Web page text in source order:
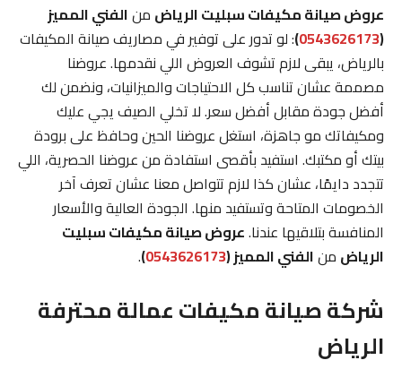
عروض صيانة مكيفات سبليت الرياضمنالفني المميز
0543626173
): لو تدور على توفير في مصاريف صيانة المكيفات
بالرياض، يبقى لازم تشوف العروض اللي نقدمها. عروضنا
مصممة عشان تناسب كل الاحتياجات والميزانيات، ونضمن لك
أفضل جودة مقابل أفضل سعر. لا تخلي الصيف يجي عليك
ومكيفاتك مو جاهزة، استغل عروضنا الحين وحافظ على برودة
بيتك أو مكتبك. استفيد بأقصى استفادة من عروضنا الحصرية، اللي
تتجدد دايمًا، عشان كذا لازم تتواصل معنا عشان تعرف آخر
الخصومات المتاحة وتستفيد منها. الجودة العالية والأسعار
المنافسة بتلاقيها عندنا.عروض صيانة مكيفات سبليت
الرياضمنالفني المميز (0543626173
)
.
شركة صيانة مكيفات عمالة محترفة
الرياض